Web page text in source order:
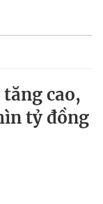
tăng cao,
tỷ đồng